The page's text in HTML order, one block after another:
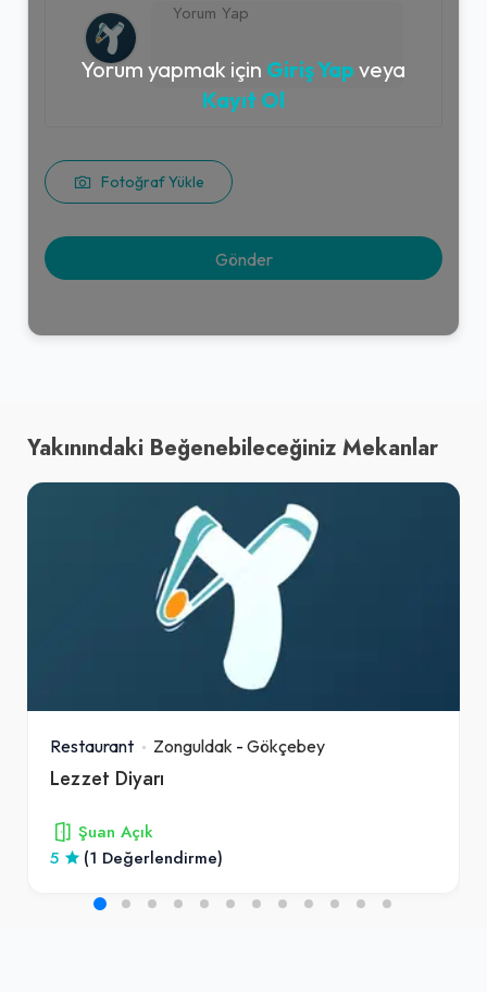
Fotoğraf Yükle
Yorum yapmak için Giriş Yap veya
Kayıt Ol
Yakınındaki Beğenebileceğiniz Mekanlar
Restaurant Zonguldak - Gökçebey
Lezzet Diyarı
Şuan Açık
5
(1 Değerlendirme)